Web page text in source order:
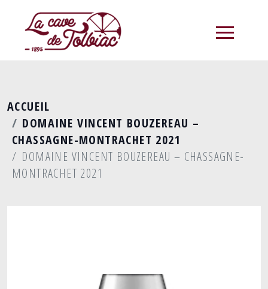
ACCUEIL
DOMAINE VINCENT BOUZEREAU –
CHASSAGNE-MONTRACHET 2021
DOMAINE VINCENT BOUZEREAU – CHASSAGNE-
MONTRACHET 2021